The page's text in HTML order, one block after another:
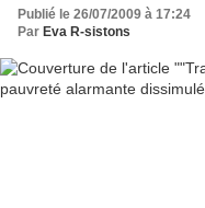
Publié le 26/07/2009 à 17:24
Par Eva R-sistons